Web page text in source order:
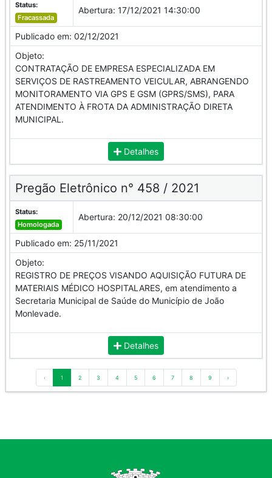
Status:
Fracassada
Abertura: 17/12/2021 14:30:00
Publicado em: 02/12/2021
Objeto:
CONTRATAÇÃO DE EMPRESA ESPECIALIZADA EM
SERVIÇOS DE RASTREAMENTO VEICULAR, ABRANGENDO
MONITORAMENTO VIA GPS E GSM (GPRS/SMS), PARA
ATENDIMENTO À FROTA DA ADMINISTRAÇÃO DIRETA
MUNICIPAL.
Detalhes
Pregão Eletrônico n° 458 / 2021
Status:
Homologada
Abertura: 20/12/2021 08:30:00
Publicado em: 25/11/2021
Objeto:
REGISTRO DE PREÇOS VISANDO AQUISIÇÃO FUTURA DE
MATERIAIS MÉDICO HOSPITALARES, em atendimento a
Secretaria Municipal de Saúde do Município de João
Monlevade.
Detalhes
‹ 1 2 3 4 5 6 7 8 9 ›